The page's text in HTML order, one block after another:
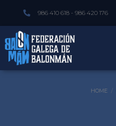
986 410 618 - 986 420 176
HOME